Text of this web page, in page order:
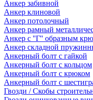
Анкер забивной
Анкер клиновой
Анкер потолочный
Анкер рамный
Анкер с ''Г'' образным
Анкер складной
Анкерный болт с гайкой
Анкерный болт с кольцом
Анкерный болт с крюком
Анкерный болт с
Гвозди / Скобы